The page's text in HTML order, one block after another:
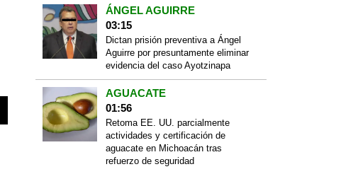
ÁNGEL AGUIRRE
03:15
Dictan prisión preventiva a Ángel
Aguirre por presuntamente eliminar
evidencia del caso Ayotzinapa
AGUACATE
01:56
Retoma EE. UU. parcialmente
actividades y certificación de
aguacate en Michoacán tras
refuerzo de seguridad